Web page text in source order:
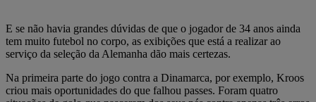
E se não havia grandes dúvidas de que o jogador de 34 anos ainda
tem muito futebol no corpo, as exibições que está a realizar ao
serviço da seleção da Alemanha dão mais certezas.
Na primeira parte do jogo contra a Dinamarca, por exemplo, Kroos
criou mais oportunidades do que falhou passes. Foram quatro